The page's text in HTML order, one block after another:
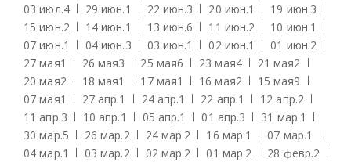
03 июл.4 29 июн.1 22 июн.3 20 июн.1 19 июн.3
15 июн.2 14 июн.1 13 июн.6 11 июн.2 10 июн.1
07 июн.1 04 июн.3 03 июн.1 02 июн.1 01 июн.2
27 мая1 26 мая3 25 мая6 23 мая4 21 мая2
20 мая2 18 мая1 17 мая1 16 мая2 15 мая9
07 мая1 27 апр.1 24 апр.1 22 апр.1 12 апр.2
11 апр.3 10 апр.1 05 апр.1 01 апр.3 31 мар.1
30 мар.5 26 мар.2 24 мар.2 16 мар.1 07 мар.1
04 мар.1 03 мар.2 02 мар.2 01 мар.2 28 февр.2